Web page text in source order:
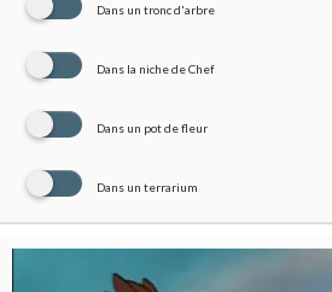
Dans un tronc d'arbre
Dans la niche de Chef
Dans un pot de fleur
Dans un terrarium